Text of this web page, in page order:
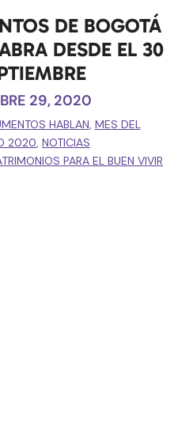
DE BOGOTÁ
DESDE EL 30
29, 2020
HABLAN, MES DEL
2020, NOTICIAS
PARA EL BUEN VIVIR